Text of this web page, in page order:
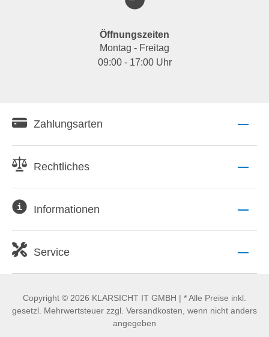
Öffnungszeiten
Montag - Freitag
09:00 - 17:00 Uhr
Zahlungsarten
Rechtliches
Informationen
Service
Copyright © 2026 KLARSICHT IT GMBH | * Alle Preise inkl.
gesetzl. Mehrwertsteuer zzgl. Versandkosten, wenn nicht anders
angegeben